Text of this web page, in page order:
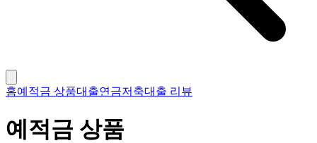
홈예적금 상품대출연금저축대출 리뷰
예적금 상품